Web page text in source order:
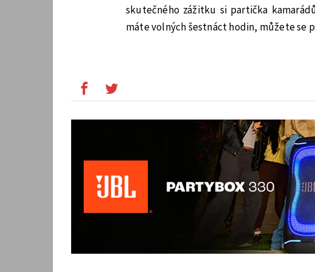
skutečného zážitku si partička
máte volných šestnáct hodin, můžete se